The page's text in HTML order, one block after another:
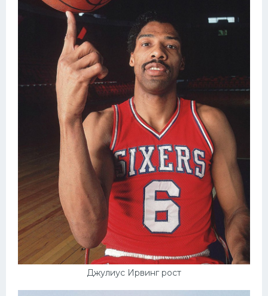
Джулиус Ирвинг рост